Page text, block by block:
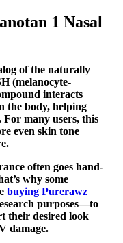
1 Nasal
of the naturally
(melanocyte-
interacts
the body, helping
many users, this
even skin tone
often goes hand-
why some
buying Purerawz
purposes—to
their desired look
damage.